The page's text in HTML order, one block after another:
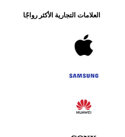
التجارية الأكثر رواجًا